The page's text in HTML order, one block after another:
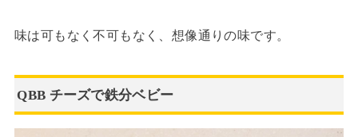
味は可もなく不可もなく、想像通りの味です。
QBB チーズで鉄分ベビー